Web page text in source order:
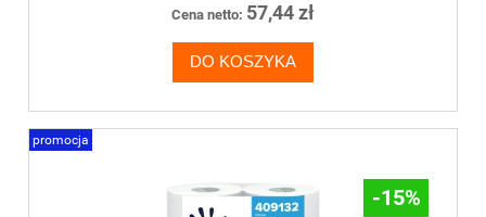
Cena netto: 57,44 zł
DO KOSZYKA
-15%
promocja